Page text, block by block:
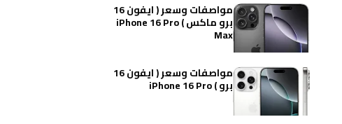
مواصفات وسعر ( ايفون 16
برو ماكس ) iPhone 16 Pro
Max
مواصفات وسعر ( ايفون 16
برو ) iPhone 16 Pro